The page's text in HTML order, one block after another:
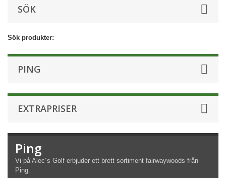
SÖK
Sök produkter:
PING
EXTRAPRISER
Ping
Vi på Alec´s Golf erbjuder ett brett sortiment fairwaywoods från
Ping.